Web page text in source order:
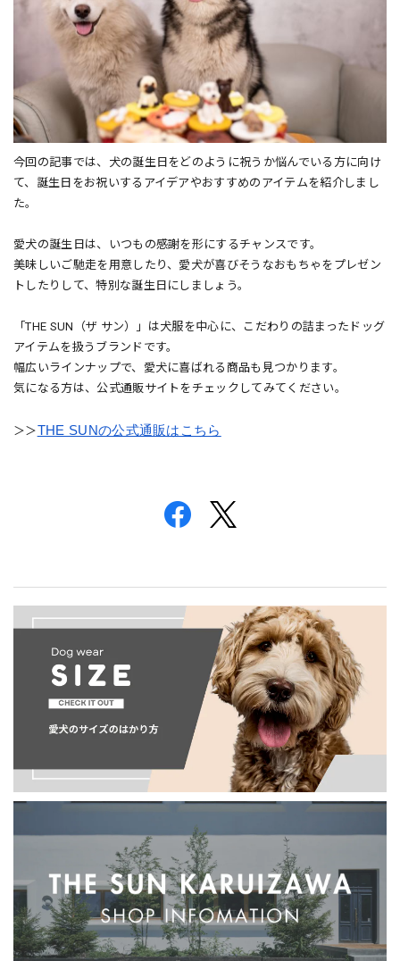
今回の記事では、犬の誕生日をどのように祝うか悩んでいる方に向け
て、誕生日をお祝いするアイデアやおすすめのアイテムを紹介しまし
た。
愛犬の誕生日は、いつもの感謝を形にするチャンスです。
美味しいご馳走を用意したり、愛犬が喜びそうなおもちゃをプレゼン
トしたりして、特別な誕生日にしましょう。
「THE SUN（ザ サン）」は犬服を中心に、こだわりの詰まったドッグ
アイテムを扱うブランドです。
幅広いラインナップで、愛犬に喜ばれる商品も見つかります。
気になる方は、公式通販サイトをチェックしてみてください。
＞＞THE SUNの公式通販はこちら